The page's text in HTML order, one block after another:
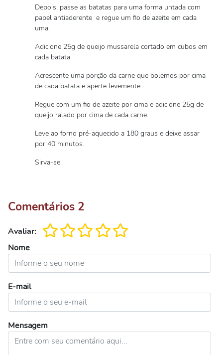
Depois, passe as batatas para uma forma untada com
papel antiaderente e regue um fio de azeite em cada
uma.
Adicione 25g de queijo mussarela cortado em cubos em
cada batata.
Acrescente uma porção da carne que bolemos por cima
de cada batata e aperte levemente.
Regue com um fio de azeite por cima e adicione 25g de
queijo ralado por cima de cada carne.
Leve ao forno pré-aquecido a 180 graus e deixe assar
por 40 minutos.
Sirva-se.
Comentários 2
Avaliar:
Nome
E-mail
Mensagem